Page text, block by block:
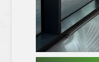
אינה משאירה רושם
אי נוחות ורתיעה.
מזמין, הרושם שיתעורר
לחלוטין.